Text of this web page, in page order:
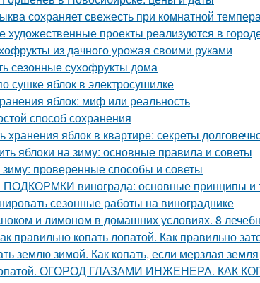
сохраняет свежесть при комнатной
художественные проекты реализуются в
из дачного урожая своими руками
сезонные сухофрукты дома
сушке яблок в электросушилке
яблок: миф или реальность
способ сохранения
хранения яблок в квартире: секреты
яблоки на зиму: основные правила и советы
проверенные способы и советы
ПОДКОРМКИ винограда: основные принципы и
сезонные работы на винограднике
и лимоном в домашних условиях. 8
правильно копать лопатой. Как правильно
землю зимой. Как копать, если мерзлая земля
лопатой. ОГОРОД ГЛАЗАМИ ИНЖЕНЕРА. КАК